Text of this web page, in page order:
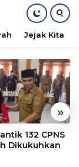
Jejak Kita
»
132 CPNS
Dikukuhkan